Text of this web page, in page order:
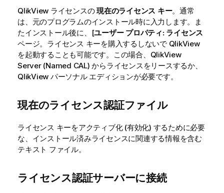
QlikView ライセンスの現在のライセンス キー。通常
は、元のプログラムのインストール時に入力します。ま
たインストール後に、[ユーザー プロパティ: ライセンス
ページ。ライセンス キーを購入するしないで QlikView
を起動することも可能です。この場合、QlikView
Server (Named CAL) からライセンスをリースするか、
QlikView パーソナル エディションが必要です。
現在のライセンス認証ファイル
ライセンス キーをアクティブ化 (有効化) するために必要
な、インストール済みライセンスに関連する情報を含む
テキスト ファイル。
ライセンス認証サーバーに接続